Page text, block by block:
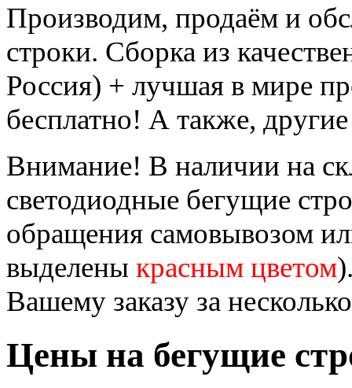
Производим, продаём и
строки. Сборка из
Россия) + лучшая в мире
бесплатно! А также,
Внимание! В наличии на
светодиодные бегущие
обращения самовывозом
выделены красным цветом
Вашему заказу за
Цены на бегущие